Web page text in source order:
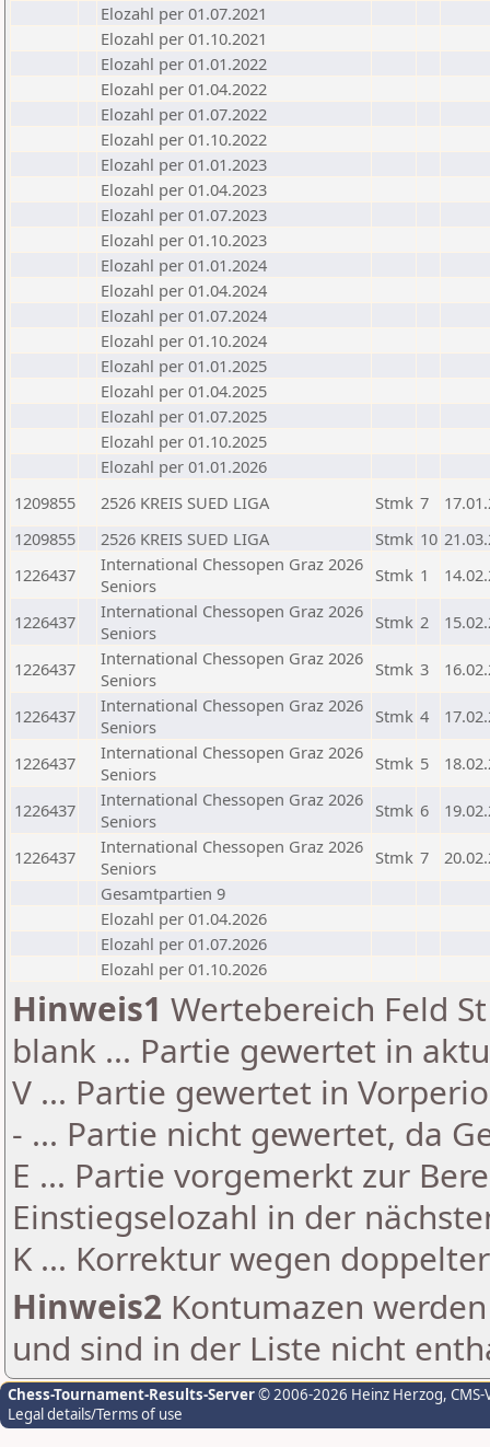
Elozahl per 01.07.2021
Elozahl per 01.10.2021
Elozahl per 01.01.2022
Elozahl per 01.04.2022
Elozahl per 01.07.2022
Elozahl per 01.10.2022
Elozahl per 01.01.2023
Elozahl per 01.04.2023
Elozahl per 01.07.2023
Elozahl per 01.10.2023
Elozahl per 01.01.2024
Elozahl per 01.04.2024
Elozahl per 01.07.2024
Elozahl per 01.10.2024
Elozahl per 01.01.2025
Elozahl per 01.04.2025
Elozahl per 01.07.2025
Elozahl per 01.10.2025
Elozahl per 01.01.2026
1209855
2526 KREIS SUED LIGA Stmk 7
1209855
2526 KREIS SUED LIGA Stmk 10
1226437
International Chessopen Graz 2026
Seniors
Stmk 1
1226437
International Chessopen Graz 2026
Seniors
Stmk 2
1226437
International Chessopen Graz 2026
Seniors
Stmk 3
1226437
International Chessopen Graz 2026
Seniors
Stmk 4
1226437
International Chessopen Graz 2026
Seniors
Stmk 5
1226437
International Chessopen Graz 2026
Seniors
Stmk 6
1226437
International Chessopen Graz 2026
Seniors
Stmk 7
Gesamtpartien 9
Elozahl per 01.04.2026
Elozahl per 01.07.2026
Elozahl per 01.10.2026
Hinweis1 Wertebereich Feld
blank ... Partie gewertet in
V ... Partie gewertet in
- ... Partie nicht gewertet, da
E ... Partie vorgemerkt zur
Einstiegselozahl in der
K ... Korrektur wegen
Hinweis2 Kontumazen
und sind in der Liste nicht
Chess-Tournament-Results-Server© 2006-2026 Heinz Herzog,
Legal details/Terms of use